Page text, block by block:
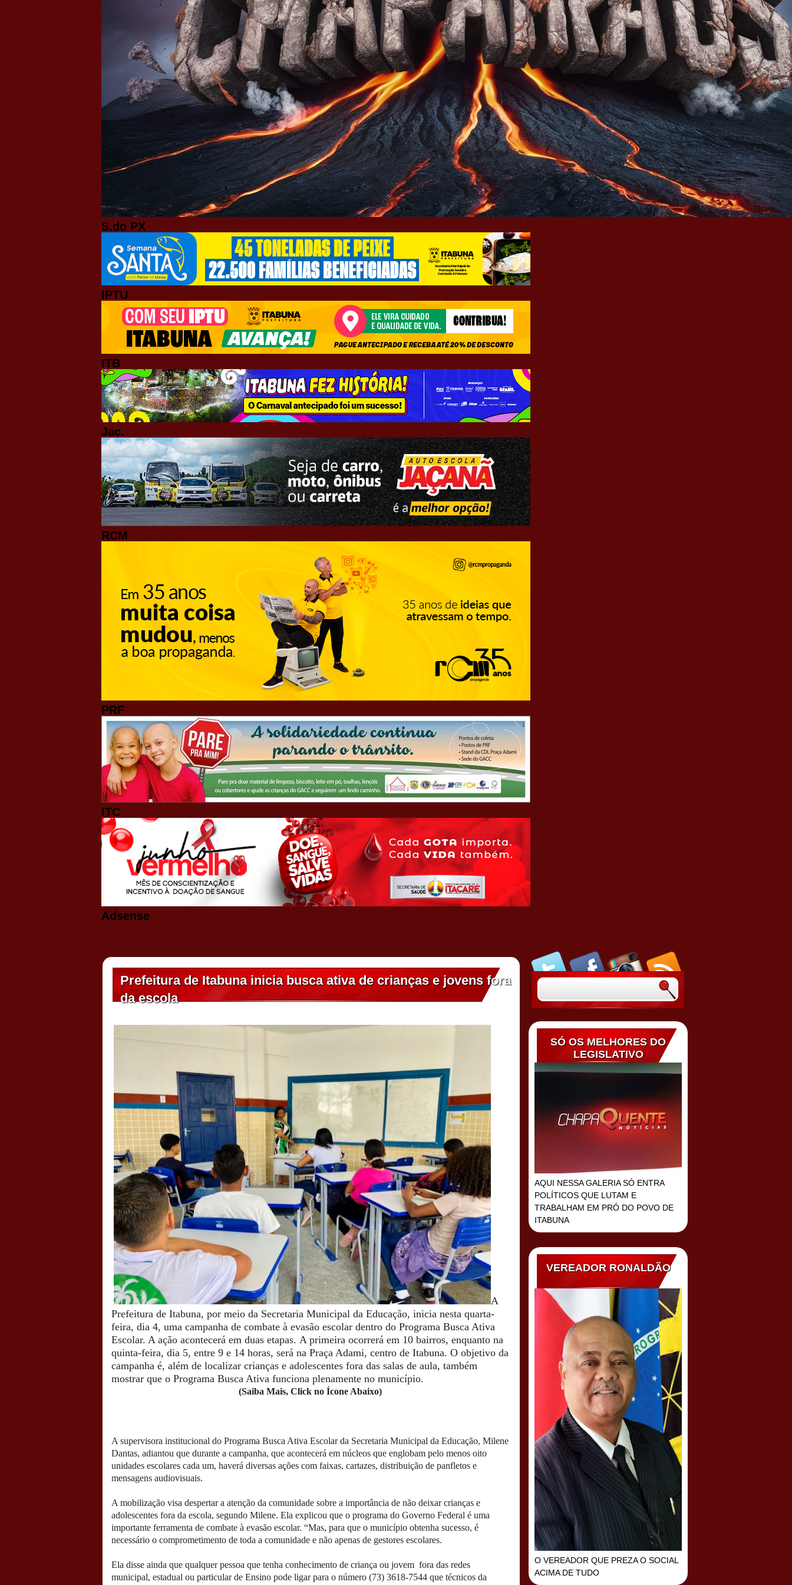
S.do PX
IPTU
ITB
Jaç.
RCM
PRF
ITC
Adsense
Prefeitura de Itabuna inicia busca ativa de crianças e jovens fora
da escola
A
Prefeitura de Itabuna, por meio da Secretaria Municipal da Educação, inicia nesta quarta-
feira, dia 4, uma campanha de combate à evasão escolar dentro do Programa Busca Ativa
Escolar. A ação acontecerá em duas etapas. A primeira ocorrerá em 10 bairros, enquanto na
quinta-feira, dia 5, entre 9 e 14 horas, será na Praça Adami, centro de Itabuna. O objetivo da
campanha é, além de localizar crianças e adolescentes fora das salas de aula, também
mostrar que o Programa Busca Ativa funciona plenamente no município.
(Saiba Mais, Click no Ícone Abaixo)
A supervisora institucional do Programa Busca Ativa Escolar da Secretaria Municipal da Educação, Milene
Dantas, adiantou que durante a campanha, que acontecerá em núcleos que englobam pelo menos oito
unidades escolares cada um, haverá diversas ações com faixas, cartazes, distribuição de panfletos e
mensagens audiovisuais.
A mobilização visa despertar a atenção da comunidade sobre a importância de não deixar crianças e
adolescentes fora da escola, segundo Milene. Ela explicou que o programa do Governo Federal é uma
importante ferramenta de combate à evasão escolar. “Mas, para que o município obtenha sucesso, é
necessário o comprometimento de toda a comunidade e não apenas de gestores escolares.
Ela disse ainda que qualquer pessoa que tenha conhecimento de criança ou jovem fora das redes
municipal, estadual ou particular de Ensino pode ligar para o número (73) 3618-7544 que técnicos da
SÓ OS MELHORES DO
LEGISLATIVO
AQUI NESSA GALERIA SÓ ENTRA
POLÍTICOS QUE LUTAM E
TRABALHAM EM PRÓ DO POVO DE
ITABUNA
VEREADOR RONALDÃO
O VEREADOR QUE PREZA O SOCIAL
ACIMA DE TUDO